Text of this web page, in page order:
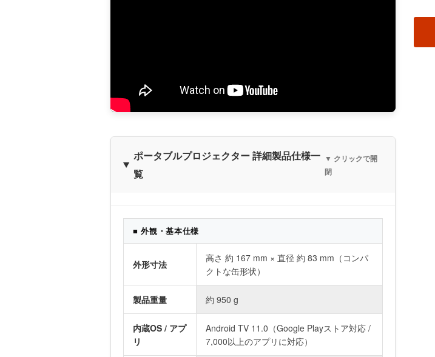
ポータブルプロジェクター 詳細製品仕様一
覧
▼ クリックで開
閉
■ 外観・基本仕様
外形寸法
高さ 約 167 mm × 直径 約 83 mm（コンパ
クトな缶形状）
製品重量 約 950 g
内蔵OS / アプ
リ
Android TV 11.0（Google Playストア対応 /
7,000以上のアプリに対応）